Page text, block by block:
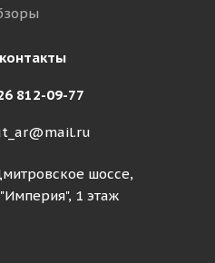
812-09-77
шоссе,
1 этаж